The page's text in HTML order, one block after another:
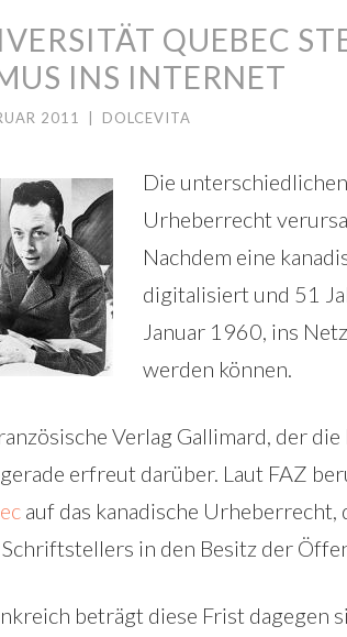
QUEBEC
INS INTERNET
2011 DOLCEVITA
Die
Urheberrecht
Nachdem eine
digitalisiert und 51
Januar 1960, ins
werden können.
Verlag Gallimard, der
erfreut darüber. Laut FAZ
auf das kanadische
Schriftstellers in den Besitz der
beträgt diese Frist dagegen